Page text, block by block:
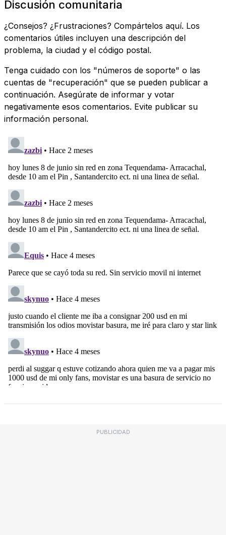
Discusión comunitaria
¿Consejos? ¿Frustraciones? Compártelos aquí. Los
comentarios útiles incluyen una descripción del
problema, la ciudad y el código postal.
Tenga cuidado con los "números de soporte" o las
cuentas de "recuperación" que se pueden publicar a
continuación. Asegúrate de informar y votar
negativamente esos comentarios. Evite publicar su
información personal.
PUBLICIDAD